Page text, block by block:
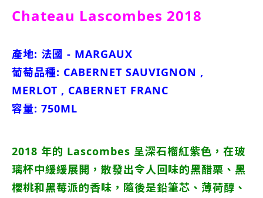
Chateau Lascombes 2018
產地: 法國 - MARGAUX
葡萄品種: CABERNET SAUVIGNON ,
MERLOT , CABERNET FRANC
容量: 750ML
2018 年的 Lascombes 呈深石榴紅紫色，在玻
璃杯中緩緩展開，散發出令人回味的黑醋栗、黑
櫻桃和黑莓派的香味，隨後是鉛筆芯、薄荷醇、